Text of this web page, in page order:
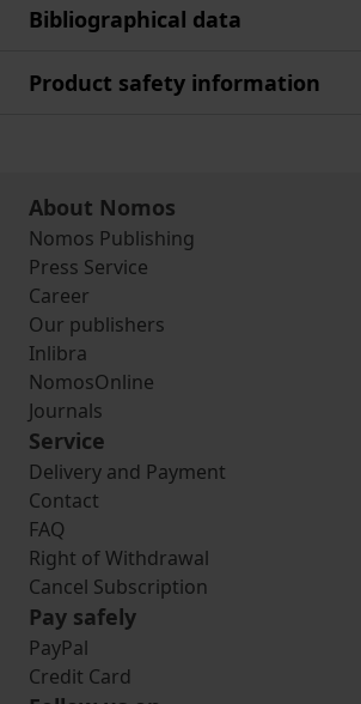
Bibliographical data
Product safety information
About Nomos
Nomos Publishing
Press Service
Career
Our publishers
Inlibra
NomosOnline
Journals
Service
Delivery and Payment
Contact
FAQ
Right of Withdrawal
Cancel Subscription
Pay safely
PayPal
Credit Card